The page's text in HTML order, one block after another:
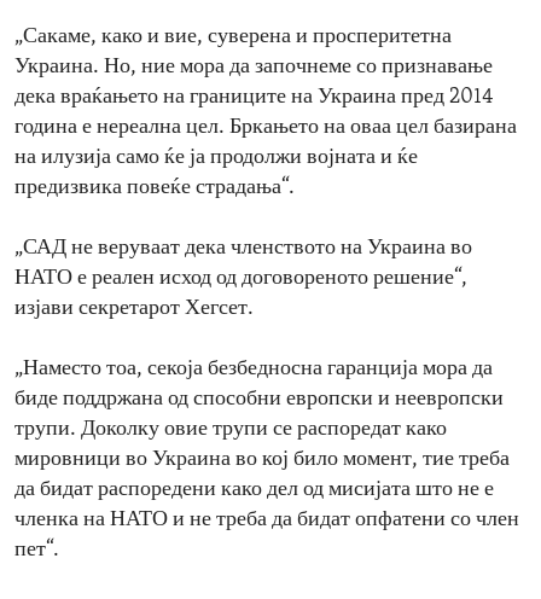
„Сакаме, како и вие, суверена и просперитетна
Украина. Но, ние мора да започнеме со признавање
дека враќањето на границите на Украина пред 2014
година е нереална цел. Бркањето на оваа цел базирана
на илузија само ќе ја продолжи војната и ќе
предизвика повеќе страдања“.
„САД не веруваат дека членството на Украина во
НАТО е реален исход од договореното решение“,
изјави секретарот Хегсет.
„Наместо тоа, секоја безбедносна гаранција мора да
биде поддржана од способни европски и неевропски
трупи. Доколку овие трупи се распоредат како
мировници во Украина во кој било момент, тие треба
да бидат распоредени како дел од мисијата што не е
членка на НАТО и не треба да бидат опфатени со член
пет“.